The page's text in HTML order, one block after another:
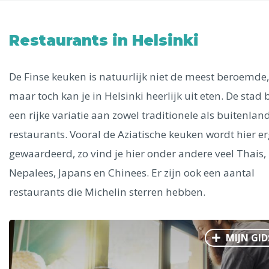
Phoenix
Dresden
Restaurants in Helsinki
De Finse keuken is natuurlijk niet de meest beroemde,
maar toch kan je in Helsinki heerlijk uit eten. De stad
een rijke variatie aan zowel traditionele als
restaurants. Vooral de Aziatische keuken wordt hier
gewaardeerd, zo vind je hier onder andere veel Thais,
Nepalees, Japans en Chinees. Er zijn ook een aantal
restaurants die Michelin sterren hebben.
MIJN